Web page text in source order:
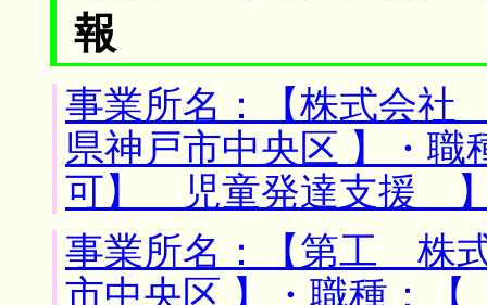
報
事業所名：【株式会
県神戸市中央区 】・職
可】 児童発達支援
事業所名：【第工 株
市中央区 】・職種：